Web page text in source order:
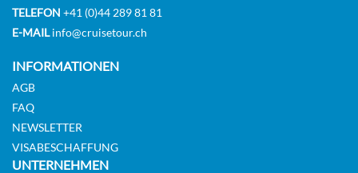
DECK 16
Balkonkabine
TELEFON +41 (0)44 289 81 81
E-MAILinfo@cruisetour.ch
INFORMATIONEN
AGB
FAQ
NEWSLETTER
VISABESCHAFFUNG
UNTERNEHMEN